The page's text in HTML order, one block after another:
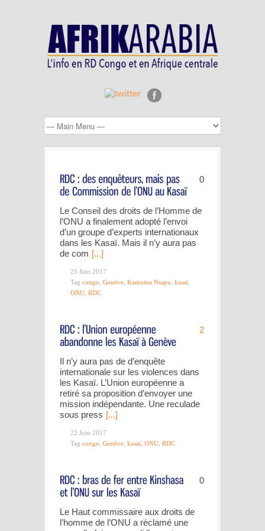
0
Le Conseil des droits de l’Homme de
l’ONU a finalement adopté l’envoi
d’un groupe d’experts internationaux
dans les Kasaï. Mais il n’y aura pas
de com [...]
25 Juin 2017
Tag congo Genève Kamuina Nsapu kasaï
ONU RDC
2
Il n’y aura pas de d’enquête
internationale sur les violences dans
les Kasaï. L’Union européenne a
retiré sa proposition d’envoyer une
mission indépendante. Une reculade
sous press [...]
22 Juin 2017
Tag congo Genève kasaï ONU RDC
0
Le Haut commissaire aux droits de
l’homme de l’ONU a réclamé une